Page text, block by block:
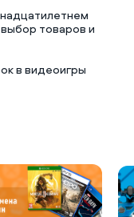
товаров и
в видеоигры